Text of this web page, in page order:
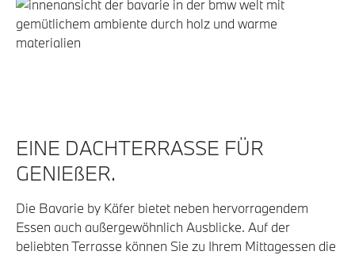
EINE DACHTERRASSE FÜR
GENIEßER.
Die Bavarie by Käfer bietet neben hervorragendem
Essen auch außergewöhnlich Ausblicke. Auf der
beliebten Terrasse können Sie zu Ihrem Mittagessen die